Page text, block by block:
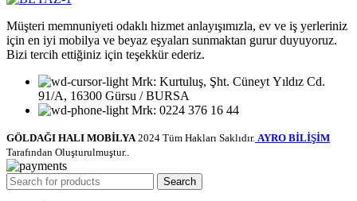
Müşteri memnuniyeti odaklı hizmet anlayışımızla, ev ve iş yerleriniz
için en iyi mobilya ve beyaz eşyaları sunmaktan gurur duyuyoruz.
Bizi tercih ettiğiniz için teşekkür ederiz.
Mrk: Kurtuluş, Şht. Cüneyt Yıldız Cd.
91/A, 16300 Gürsu / BURSA
Mrk: 0224 376 16 44
GÖLDAĞI HALI MOBİLYA 2024 Tüm Hakları Saklıdır. AYRO BİLİŞİM
Tarafından Oluşturulmuştur..
Search